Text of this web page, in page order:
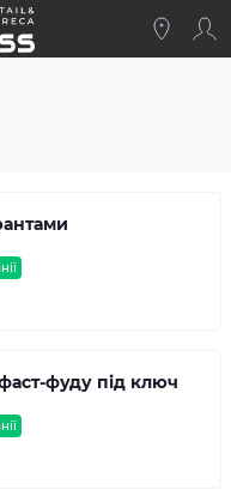
фуду під ключ